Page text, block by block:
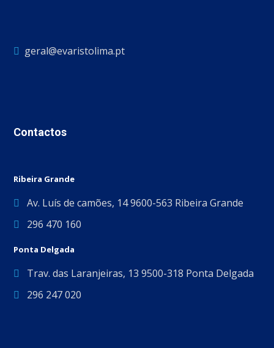
geral@evaristolima.pt
Contactos
Ribeira Grande
Av. Luís de camões, 14 9600-563 Ribeira Grande
296 470 160
Ponta Delgada
Trav. das Laranjeiras, 13 9500-318 Ponta Delgada
296 247 020